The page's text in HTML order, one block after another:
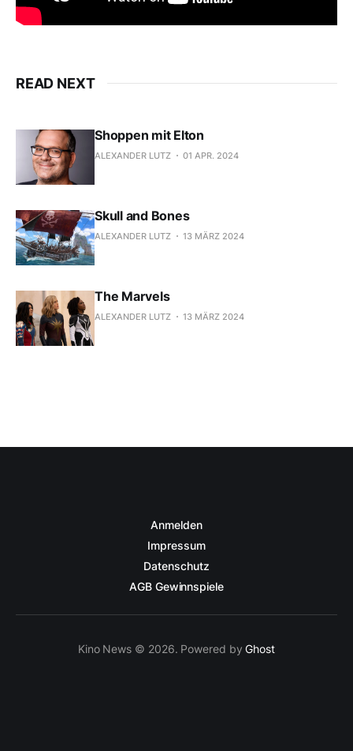
READ NEXT
Shoppen mit Elton
ALEXANDER LUTZ 01 APR. 2024
Skull and Bones
ALEXANDER LUTZ 13 MÄRZ 2024
The Marvels
ALEXANDER LUTZ 13 MÄRZ 2024
Anmelden
Impressum
Datenschutz
AGB Gewinnspiele
Kino News © 2026. Powered byGhost